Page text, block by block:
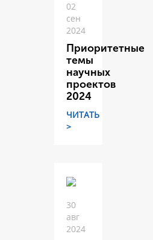
02
сен
2024
Приоритетные
темы
научных
проектов
2024
ЧИТАТЬ
>
30
авг
2024